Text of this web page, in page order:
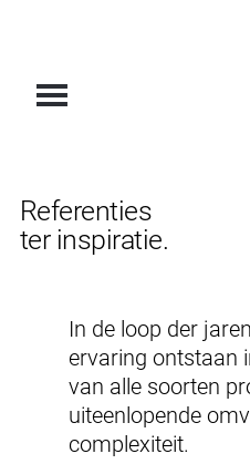
Referenties
ter inspiratie.
In de loop der
ervaring ontstaan
van alle soorten
uiteenlopende
complexiteit.